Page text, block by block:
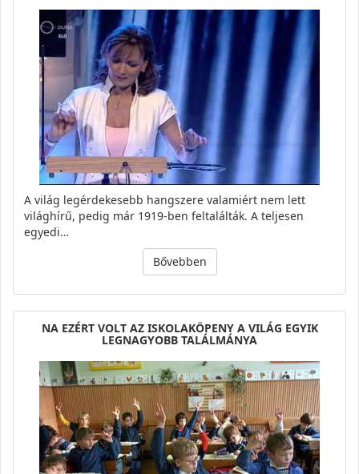
A világ legérdekesebb hangszere valamiért nem lett
világhírű, pedig már 1919-ben feltalálták. A teljesen
egyedi…
Bővebben
NA EZÉRT VOLT AZ ISKOLAKÖPENY A VILÁG EGYIK
LEGNAGYOBB TALÁLMÁNYA